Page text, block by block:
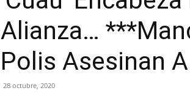
Alianza…
Polis Asesinan
28 octubre, 2020